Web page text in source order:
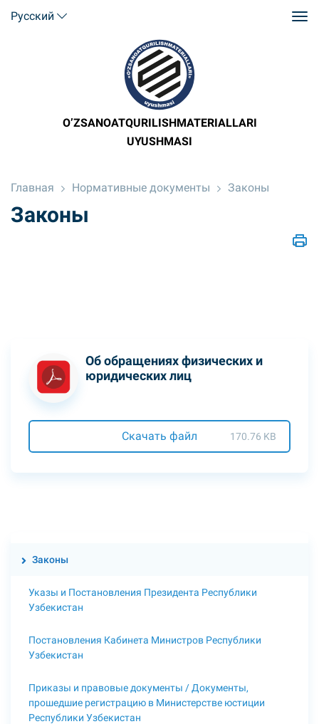
Русский
O’ZSANOATQURILISHMATERIALLARI
UYUSHMASI
Главная Нормативные документы Законы
Законы
Об обращениях физических и
юридических лиц
Скачать файл 170.76 KB
Законы
Указы и Постановления Президента Республики
Узбекистан
Постановления Кабинета Министров Республики
Узбекистан
Приказы и правовые документы / Документы,
прошедшие регистрацию в Министерстве юстиции
Республики Узбекистан